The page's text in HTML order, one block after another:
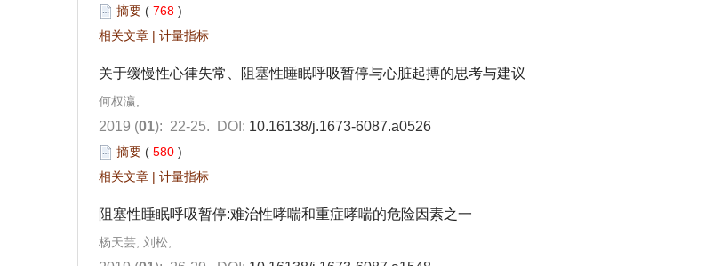
摘要 ( 768 )
相关文章 | 计量指标
关于缓慢性心律失常、阻塞性睡眠呼吸暂停与心脏起搏的思考与建议
何权瀛,
2019 (01): 22-25. DOI: 10.16138/j.1673-6087.a0526
摘要 ( 580 )
相关文章 | 计量指标
阻塞性睡眠呼吸暂停:难治性哮喘和重症哮喘的危险因素之一
杨天芸, 刘松,